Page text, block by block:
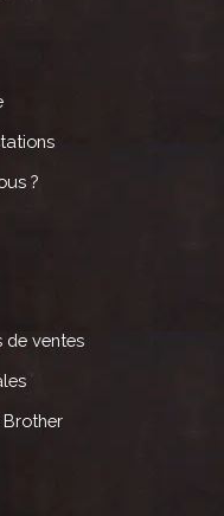
?
de ventes